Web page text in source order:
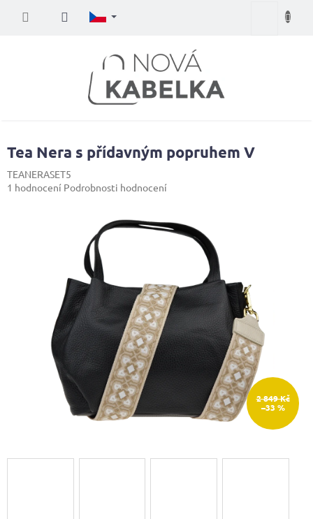
Nákupní
Tea Nera s přídavným popruhem V
TEANERASET5
Průměrné
1 hodnocení Podrobnosti hodnocení
2 849 Kč
–33 %